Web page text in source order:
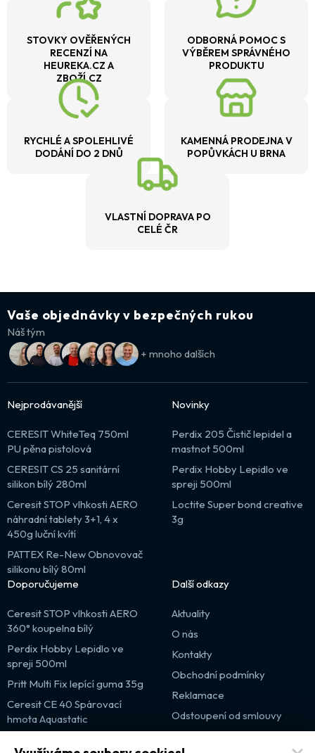
STOVKY OVĚŘENÝCH
RECENZÍ NA
HEUREKA.CZ A
ZBOŽÍ.CZ
ODBORNÁ POMOC S
VÝBĚREM SPRÁVNÉHO
PRODUKTU
RYCHLÉ A SPOLEHLIVÉ
DODÁNÍ DO 2 DNŮ
KAMENNÁ PRODEJNA V
POPŮVKÁCH U BRNA
VLASTNÍ DOPRAVA PO
CELÉ ČR
Vaše objednávky v bezpečných rukou
Náš tým
+ mnoho dalších
Nejprodávanější
CERESIT WhiteTeq 750ml
PU pěna pistolová
CERESIT CS 25 sanitární
silikon bílý 280ml
Ceresit STOP vlhkosti AERO
náhradní tablety 3+1, 4 x
450g luční kvítí
PATTEX Re-New Obnovovač
silikonu bílý 80ml
Novinky
Perdix 205 Čistič lepidel a
mastnot 500ml
Perdix Hobby Lepidlo ve
spreji 500ml
Loctite Super bond creative
3g
Doporučujeme
Ceresit STOP vlhkosti AERO
360° koupelna bílý
Perdix Hobby Lepidlo ve
spreji 500ml
Pritt Multi Fix lepící guma 35g
Ceresit CE 40 Spárovací
hmota Aquastatic
Další odkazy
Aktuality
O nás
Kontakty
Obchodní podmínky
Reklamace
Odstoupení od smlouvy
Výprodej